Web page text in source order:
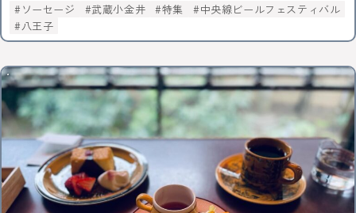
ソーセージ 武蔵小金井 特集
中央線ビールフェスティバル
八王子